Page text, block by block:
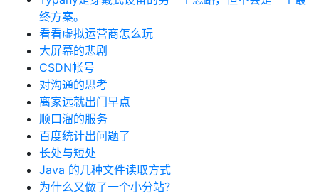
终方案。
看看虚拟运营商怎么玩
大屏幕的悲剧
CSDN帐号
对沟通的思考
离家远就出门早点
顺口溜的服务
百度统计出问题了
长处与短处
Java 的几种文件读取方式
为什么又做了一个小分站？